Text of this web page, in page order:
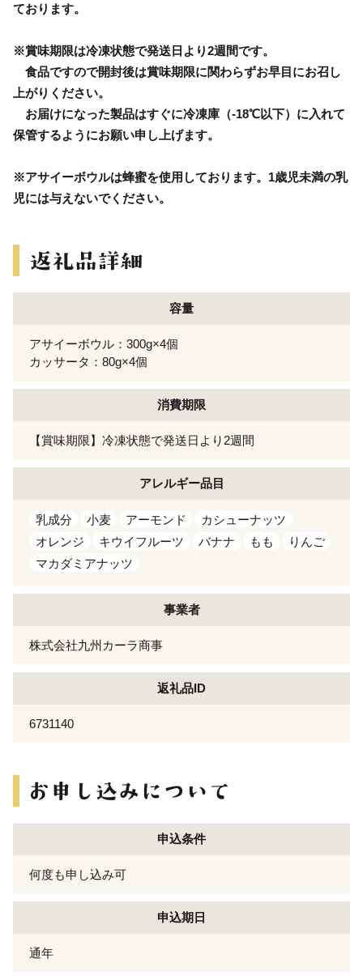
ております。
※賞味期限は冷凍状態で発送日より2週間です。
食品ですので開封後は賞味期限に関わらずお早目にお召し
上がりください。
お届けになった製品はすぐに冷凍庫（-18℃以下）に入れて
保管するようにお願い申し上げます。
※アサイーボウルは蜂蜜を使用しております。1歳児未満の乳
児には与えないでください。
容量
アサイーボウル：300g×4個
カッサータ：80g×4個
消費期限
【賞味期限】冷凍状態で発送日より2週間
アレルギー品目
乳成分 小麦 アーモンド
カシューナッツ
オレンジ
キウイフルーツ バナナ もも
りんご
マカダミアナッツ
事業者
株式会社九州カーラ商事
返礼品ID
6731140
申込条件
何度も申し込み可
申込期日
通年